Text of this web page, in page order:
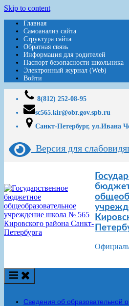
Skip to content
Главная
Самоанализ сайта
Структура сайта
Обратная связь
Информация для родителей
Паспорт безопасности школьника
Электронный журнал (Web)
Войти
8(812) 252-08-95
sc565.kir@obr.gov.spb.ru
Санкт-Петербург, ул.Ивана
Версия для
Сведения об образовательной